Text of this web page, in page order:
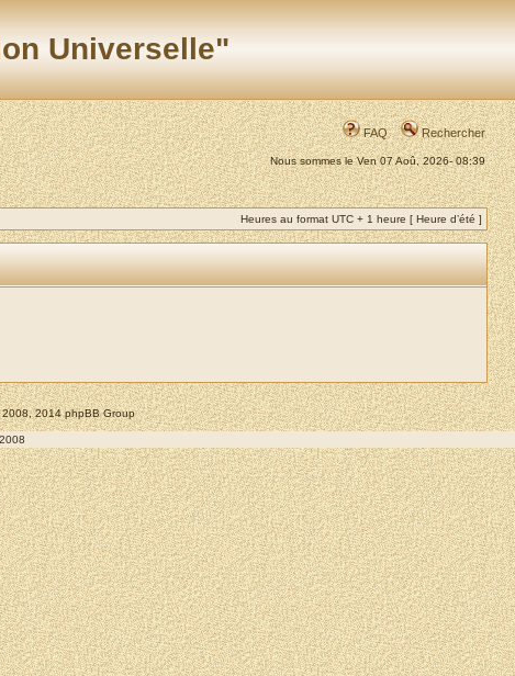
Universelle"
FAQ Rechercher
Nous sommes le Ven 07 Aoû, 2026- 08:39
Heures au format UTC + 1 heure [ Heure d’été ]
2014 phpBB Group